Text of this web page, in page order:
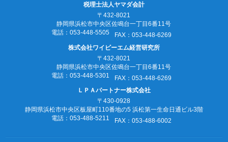
税理士法人ヤマダ会計
〒432-8021
静岡県浜松市中央区佐鳴台一丁目6番11号
電話：053‐448‐5505
FAX：053‐448‐6269
株式会社ワイビーエム経営研究所
〒432-8021
静岡県浜松市中央区佐鳴台一丁目6番11号
電話：053‐448‐5301
FAX：053‐448‐6269
ＬＰＡパートナー株式会社
〒430-0928
静岡県浜松市中央区板屋町110番地の5 浜松第一生命日通ビル3階
電話：053‐488‐5211
FAX：053‐488‐6002